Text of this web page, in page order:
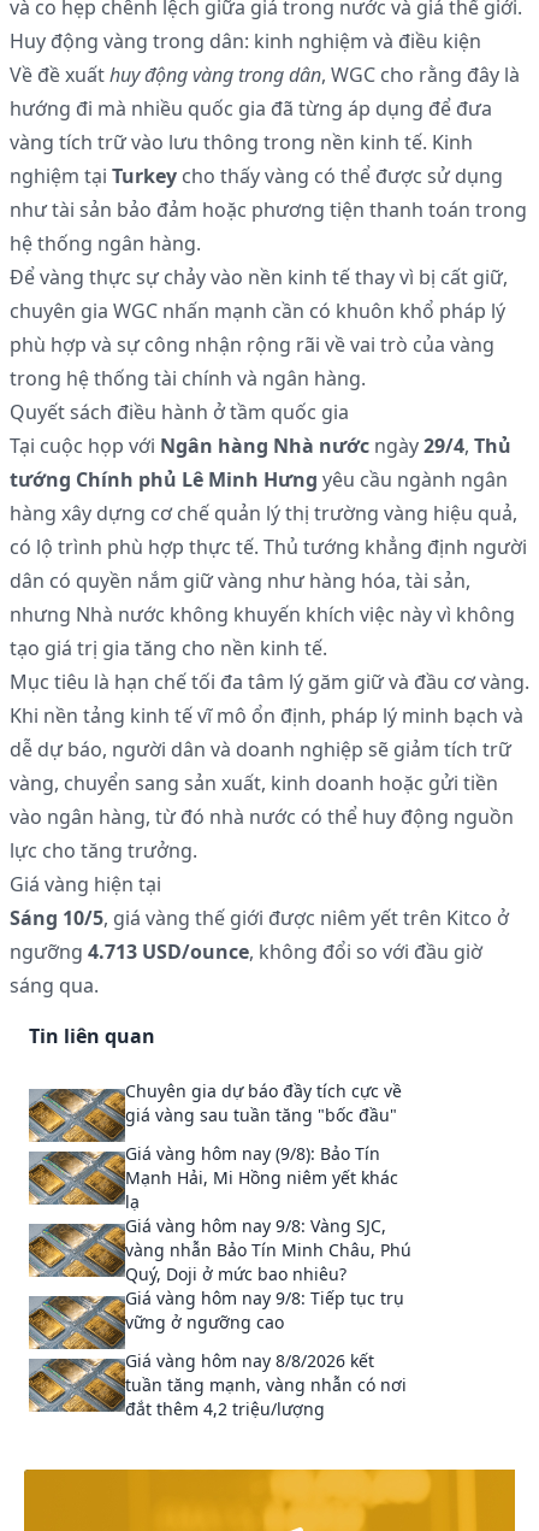
và co hẹp chênh lệch giữa giá trong nước và giá thế giới.
Huy động vàng trong dân: kinh nghiệm và điều kiện
Về đề xuấthuy động vàng trong dân, WGC cho rằng đây là
hướng đi mà nhiều quốc gia đã từng áp dụng để đưa
vàng tích trữ vào lưu thông trong nền kinh tế. Kinh
nghiệm tại Turkey cho thấy vàng có thể được sử dụng
như tài sản bảo đảm hoặc phương tiện thanh toán trong
hệ thống ngân hàng.
Để vàng thực sự chảy vào nền kinh tế thay vì bị cất giữ,
chuyên gia WGC nhấn mạnh cần có khuôn khổ pháp lý
phù hợp và sự công nhận rộng rãi về vai trò của vàng
trong hệ thống tài chính và ngân hàng.
Quyết sách điều hành ở tầm quốc gia
Tại cuộc họp với Ngân hàng Nhà nước ngày29/4, Thủ
tướng Chính phủ Lê Minh Hưng yêu cầu ngành ngân
hàng xây dựng cơ chế quản lý thị trường vàng hiệu quả,
có lộ trình phù hợp thực tế. Thủ tướng khẳng định người
dân có quyền nắm giữ vàng như hàng hóa, tài sản,
nhưng Nhà nước không khuyến khích việc này vì không
tạo giá trị gia tăng cho nền kinh tế.
Mục tiêu là hạn chế tối đa tâm lý găm giữ và đầu cơ vàng.
Khi nền tảng kinh tế vĩ mô ổn định, pháp lý minh bạch và
dễ dự báo, người dân và doanh nghiệp sẽ giảm tích trữ
vàng, chuyển sang sản xuất, kinh doanh hoặc gửi tiền
vào ngân hàng, từ đó nhà nước có thể huy động nguồn
lực cho tăng trưởng.
Giá vàng hiện tại
Sáng 10/5, giá vàng thế giới được niêm yết trên Kitco ở
ngưỡng 4.713 USD/ounce, không đổi so với đầu giờ
sáng qua.
Tin liên quan
Chuyên gia dự báo đầy tích cực về
giá vàng sau tuần tăng "bốc đầu"
Giá vàng hôm nay (9/8): Bảo Tín
Mạnh Hải, Mi Hồng niêm yết khác
lạ
Giá vàng hôm nay 9/8: Vàng SJC,
vàng nhẫn Bảo Tín Minh Châu, Phú
Quý, Doji ở mức bao nhiêu?
Giá vàng hôm nay 9/8: Tiếp tục trụ
vững ở ngưỡng cao
Giá vàng hôm nay 8/8/2026 kết
tuần tăng mạnh, vàng nhẫn có nơi
đắt thêm 4,2 triệu/lượng